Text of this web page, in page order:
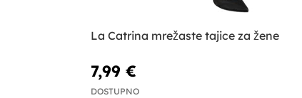
La Catrina mrežaste tajice za žene
7,99 €
DOSTUPNO